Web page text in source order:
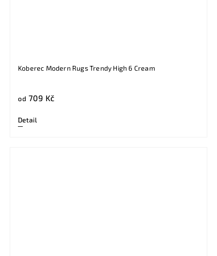
Koberec Modern Rugs Trendy High 6 Cream
od 709 Kč
Detail